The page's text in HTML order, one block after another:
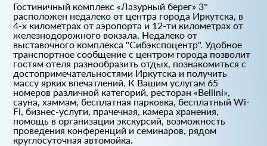
Гостиничный комплекс «Лазурный берег» 3*
расположен недалеко от центра города Иркутска, в
4-х километрах от аэропорта и 12-ти километрах от
железнодорожного вокзала. Недалеко от
выставочного комплекса "Сибэкспоцентр". Удобное
транспортное сообщение с центром города позволит
гостям отеля разнообразить отдых, познакомиться с
достопримечательностями Иркутска и получить
массу ярких впечатлений. К Вашим услугам 65
номеров различной категорий, ресторан «Bellini»,
сауна, хаммам, бесплатная парковка, бесплатный Wi-
Fi, бизнес-услуги, прачечная, камера хранения,
помощь в организации экскурсий, возможность
проведения конференций и семинаров, рядом
круглосуточная автомойка.